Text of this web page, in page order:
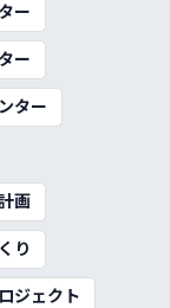
ー
ー
ター
画
り
ジェクト